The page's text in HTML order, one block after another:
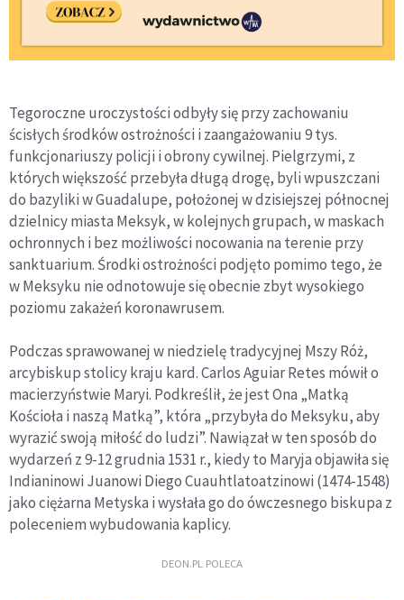
Tegoroczne uroczystości odbyły się przy zachowaniu
ścisłych środków ostrożności i zaangażowaniu 9 tys.
funkcjonariuszy policji i obrony cywilnej. Pielgrzymi, z
których większość przebyła długą drogę, byli wpuszczani
do bazyliki w Guadalupe, położonej w dzisiejszej północnej
dzielnicy miasta Meksyk, w kolejnych grupach, w maskach
ochronnych i bez możliwości nocowania na terenie przy
sanktuarium. Środki ostrożności podjęto pomimo tego, że
w Meksyku nie odnotowuje się obecnie zbyt wysokiego
poziomu zakażeń koronawrusem.
Podczas sprawowanej w niedzielę tradycyjnej Mszy Róż,
arcybiskup stolicy kraju kard. Carlos Aguiar Retes mówił o
macierzyństwie Maryi. Podkreślił, że jest Ona „Matką
Kościoła i naszą Matką”, która „przybyła do Meksyku, aby
wyrazić swoją miłość do ludzi”. Nawiązał w ten sposób do
wydarzeń z 9-12 grudnia 1531 r., kiedy to Maryja objawiła się
Indianinowi Juanowi Diego Cuauhtlatoatzinowi (1474-1548)
jako ciężarna Metyska i wysłała go do ówczesnego biskupa z
poleceniem wybudowania kaplicy.
DEON.PL POLECA